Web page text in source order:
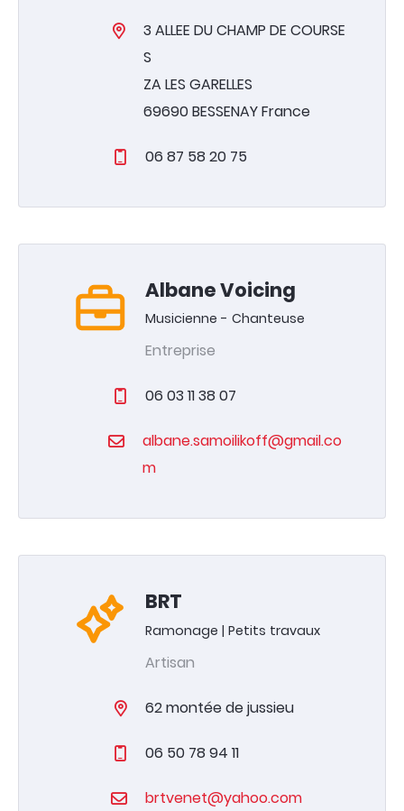
3 ALLEE DU CHAMP DE COURSE
S
ZA LES GARELLES
69690 BESSENAY France
06 87 58 20 75
Albane Voicing
Musicienne - Chanteuse
Entreprise
06 03 11 38 07
albane.samoilikoff@gmail.co
m
BRT
Ramonage | Petits travaux
Artisan
62 montée de jussieu
06 50 78 94 11
brtvenet@yahoo.com
Votre mairie
Infos pratiques
Vivre à Bessenay
Vie associative& économique
Tourisme& patrimoine
04 74 70 80 07
Agenda
Actualités
Annuaire
Contacter la mairie